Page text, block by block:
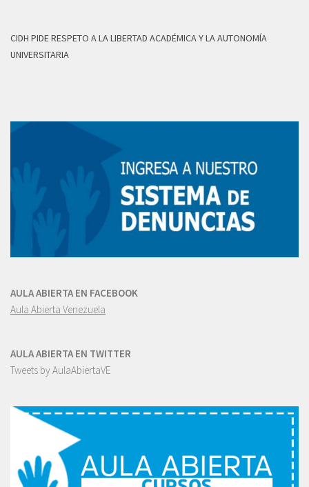
CIDH PIDE RESPETO A LA LIBERTAD ACADÉMICA Y LA AUTONOMÍA
UNIVERSITARIA
AULA ABIERTA EN FACEBOOK
Aula Abierta Venezuela
AULA ABIERTA EN TWITTER
Tweets by AulaAbiertaVE